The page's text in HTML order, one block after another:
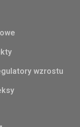
wzrostu